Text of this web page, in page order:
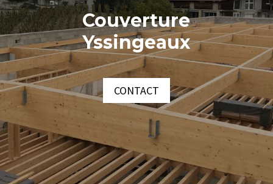
Couverture
Yssingeaux
CONTACT